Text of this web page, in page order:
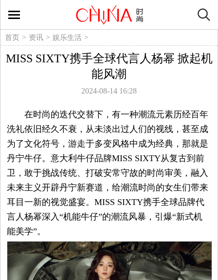
时
尚
生
式
新
体
平
台
首页 > 资讯 > 娱乐生活 >
MISS SIXTY携手全球代言人杨幂 掀起机
能风潮
2024-08-14 16:28
在时尚的迭代交替下，有一种潮流元素历经百年
洗礼依旧经久不衰，从未淡出过人们的视线，甚至成
为了文化符号，游走于多变风格中成为经典，那就是
丹宁牛仔。意大利牛仔品牌MISS SIXTY从复古到前
卫，敢于挑战传统、打破安常守故的时尚审美，融入
未来主义开辟丹宁新赛道，给潮流时尚的女生们带来
耳目一新的视觉盛宴。MISS SIXTY携手全球品牌代
言人杨幂深入“机能牛仔”的潮流风暴，引爆“新式机
能美学”。